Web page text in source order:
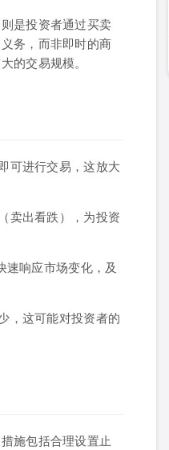
是投资者通过买卖
务，而非即时的商
的交易规模。
可进行交易，这放大
卖出看跌），为投资
响应市场变化，及
，这可能对投资者的
施包括合理设置止